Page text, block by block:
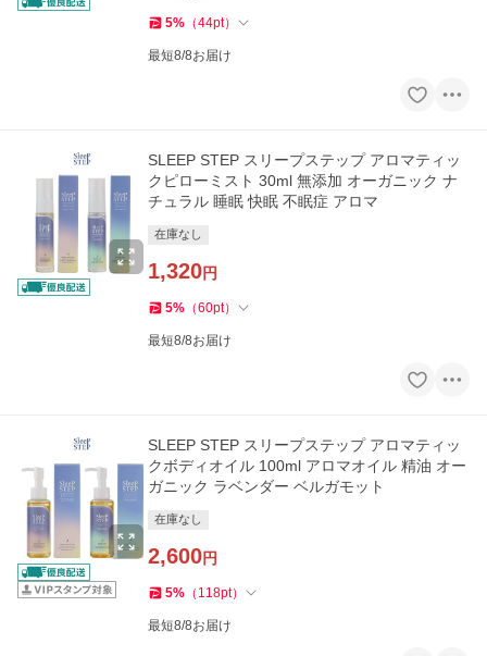
5% （44pt）
最短8/8お届け
SLEEP STEP スリープステップ アロマティッ
クピローミスト 30ml 無添加 オーガニック ナ
チュラル 睡眠 快眠 不眠症 アロマ
在庫なし
1,320円
5% （60pt）
最短8/8お届け
SLEEP STEP スリープステップ アロマティッ
クボディオイル 100ml アロマオイル 精油 オー
ガニック ラベンダー ベルガモット
在庫なし
2,600円
5% （ 118pt）
最短8/8お届け